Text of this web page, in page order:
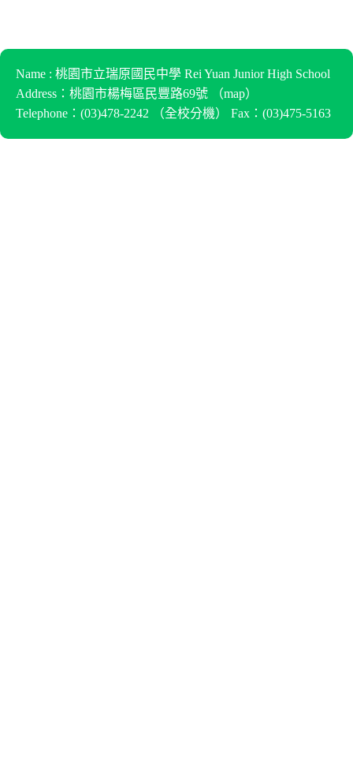
Name : 桃園市立瑞原國民中學 Rei Yuan Junior High School
Address：桃園市楊梅區民豐路69號 （map）
Telephone：(03)478-2242 （全校分機） Fax：(03)475-5163